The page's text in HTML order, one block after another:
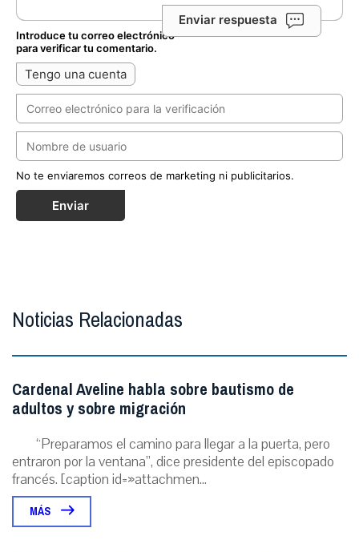
Enviar respuesta
Introduce tu correo electrónico
para verificar tu comentario.
Tengo una cuenta
No te enviaremos correos de marketing ni publicitarios.
Enviar
Noticias Relacionadas
Cardenal Aveline habla sobre bautismo de
adultos y sobre migración
“Preparamos el camino para llegar a la puerta, pero
entraron por la ventana”, dice presidente del episcopado
francés. [caption id=»attachmen...
MÁS